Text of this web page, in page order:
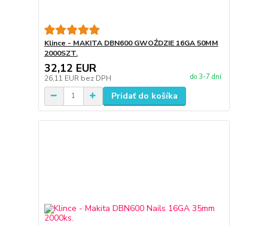
Klince - MAKITA DBN600 GWOŹDZIE 16GA 50MM
2000SZT.
32,12 EUR
26,11 EUR bez DPH do 3-7 dní
Pridať do košíka